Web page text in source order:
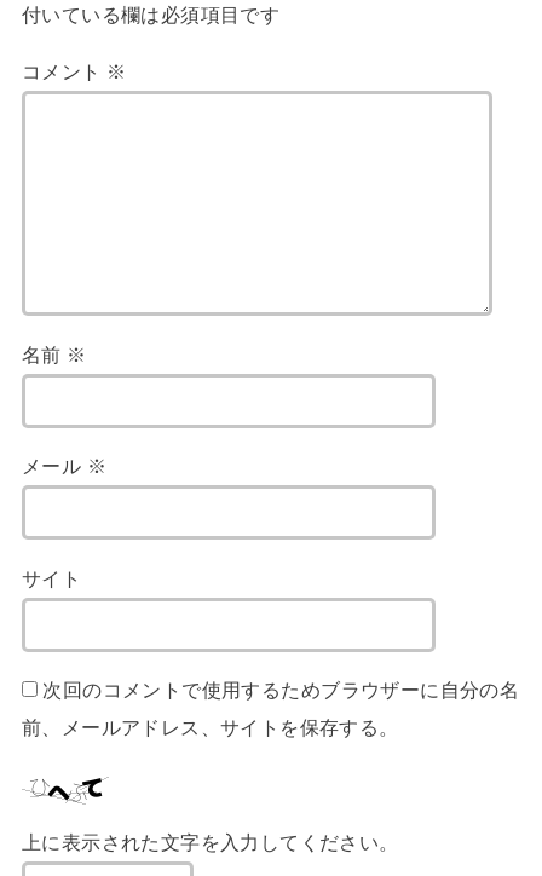
付いている欄は必須項目です
コメント ※
名前 ※
メール ※
サイト
次回のコメントで使用するためブラウザーに自分の名
前、メールアドレス、サイトを保存する。
上に表示された文字を入力してください。